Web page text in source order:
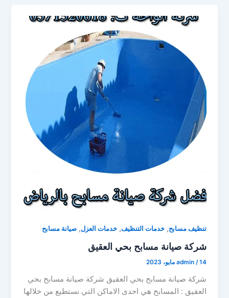
تنظيف مسابح,خدمات التنظيف,خدمات العزل,صيانة مسابح
شركة صيانة مسابح بحي العقيق
admin /14 مايو، 2023
شركة صيانة مسابح بحي العقيق شركة صيانة مسابح بحي
العقيق : المسابح هي احدى الاماكن التي نستطيع من خلالها